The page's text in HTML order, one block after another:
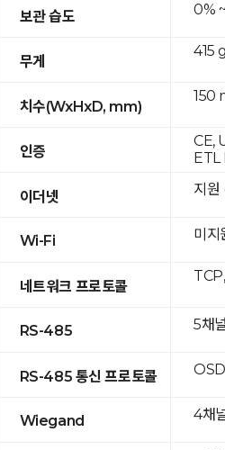
보관 습도
무게
치수(WxHxD, mm)
인증
이더넷
Wi-Fi
네트워크 프로토콜
RS-485
RS-485 통신 프로토콜
Wiegand
0%
415
150
CE,
지
미지
5채
4채